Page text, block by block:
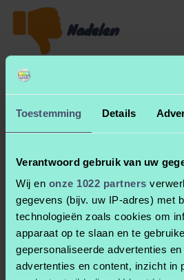
Toestemming Details
Verantwoord gebruik van uw
Wij en onze 1022 partners
gegevens (bijv. uw IP-adres) met
technologieën zoals cookies om
apparaat op te slaan en te
gepersonaliseerde advertenties
advertenties en content, inzicht in
Nadelen
Reclame en niet alles zit in de gratis
nadelen. Ik hoop dat ze in de toekomst
de gratis versie leuk te houden. Verder,
functies missen. Zoals de [ en ] als
kleiner maken van je Brush. Maar zoals
minder ‘pro’ functioneert is deze wel
voor de beginneling.
Gratis –